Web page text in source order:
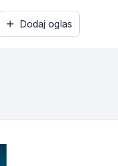
Dodaj oglas